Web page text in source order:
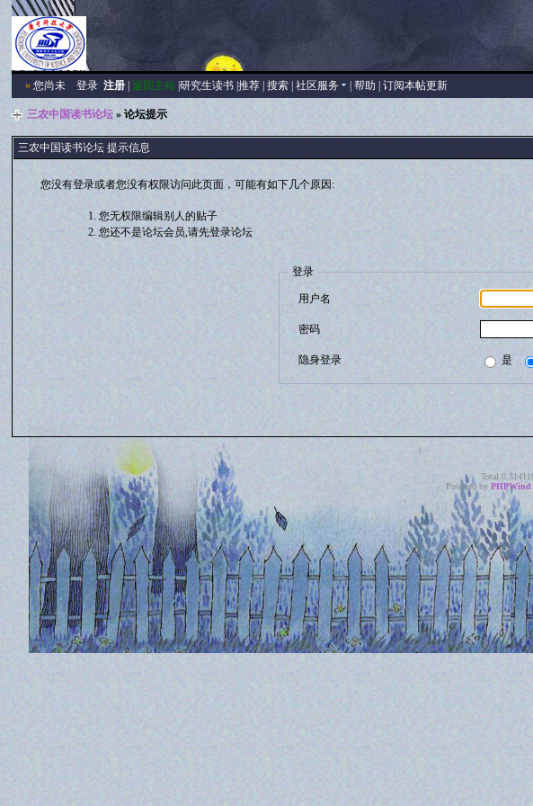
» 您尚未登录 注册 |返回主站 |研究生读书 |推荐 |搜索 |社区服务 |帮助 |订阅本帖更新
三农中国读书论坛 » 论坛提示
三农中国读书论坛 提示信息
您没有登录或者您没有权限访问此页面，可能有如下几个原因:
您无权限编辑别人的贴子
您还不是论坛会员,请先登录论坛
登录
用户名
密码
隐身登录 是
Total
Powered by PHPWind